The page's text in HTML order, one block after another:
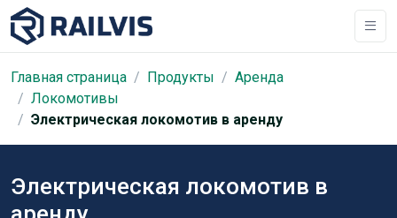
Главная страница Продукты
Аренда
Локомотивы
Электрическая локомотив в аренду
Электрическая локомотив в